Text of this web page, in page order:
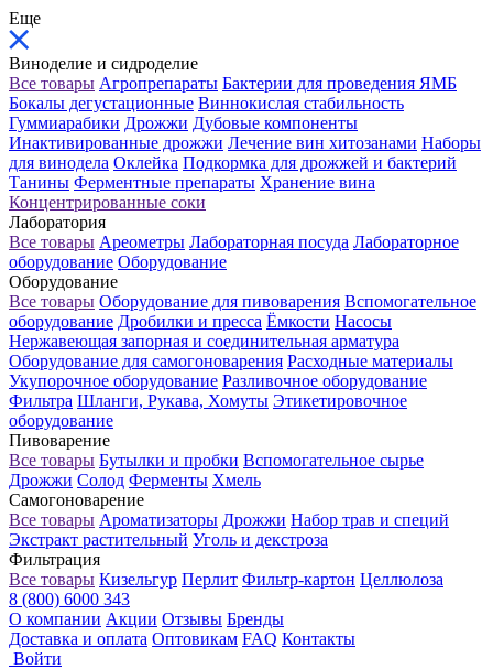
Еще
Виноделие и сидроделие
Все товары Агропрепараты Бактерии для проведения ЯМБ
Бокалы дегустационные Виннокислая стабильность
Гуммиарабики Дрожжи Дубовые компоненты
Инактивированные дрожжи Лечение вин хитозанами Наборы
для винодела Оклейка Подкормка для дрожжей и бактерий
Танины Ферментные препараты Хранение вина
Концентрированные соки
Лаборатория
Все товары Ареометры Лабораторная посуда Лабораторное
оборудование Оборудование
Оборудование
Все товары Оборудование для пивоварения Вспомогательное
оборудование Дробилки и пресса Ёмкости Насосы
Нержавеющая запорная и соединительная арматура
Оборудование для самогоноварения Расходные материалы
Укупорочное оборудование Разливочное оборудование
Фильтра Шланги, Рукава, Хомуты Этикетировочное
оборудование
Пивоварение
Все товары Бутылки и пробки Вспомогательное сырье
Дрожжи Солод Ферменты Хмель
Самогоноварение
Все товары Ароматизаторы Дрожжи Набор трав и специй
Экстракт растительный Уголь и декстроза
Фильтрация
Все товары Кизельгур Перлит Фильтр-картон Целлюлоза
8 (800) 6000 343
О компании Акции Отзывы Бренды
Доставка и оплата Оптовикам FAQ Контакты
Войти